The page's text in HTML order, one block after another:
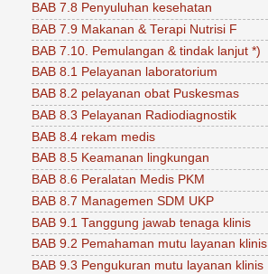
BAB 7.8 Penyuluhan kesehatan
BAB 7.9 Makanan & Terapi Nutrisi F
BAB 7.10. Pemulangan & tindak lanjut *)
BAB 8.1 Pelayanan laboratorium
BAB 8.2 pelayanan obat Puskesmas
BAB 8.3 Pelayanan Radiodiagnostik
BAB 8.4 rekam medis
BAB 8.5 Keamanan lingkungan
BAB 8.6 Peralatan Medis PKM
BAB 8.7 Managemen SDM UKP
BAB 9.1 Tanggung jawab tenaga klinis
BAB 9.2 Pemahaman mutu layanan klinis
BAB 9.3 Pengukuran mutu layanan klinis